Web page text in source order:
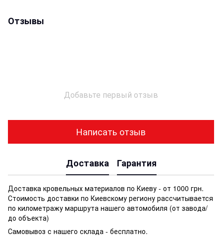
Отзывы
Добавьте первый отзыв
Написать отзыв
Доставка Гарантия
Доставка кровельных материалов по Киеву - от 1000 грн.
Стоимость доставки по Киевскому региону рассчитывается
по километражу маршрута нашего автомобиля (от завода/
до объекта)
Самовывоз с нашего склада - бесплатно.